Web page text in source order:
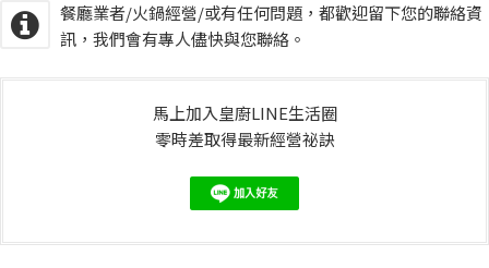
餐廳業者/火鍋經營/或有任何問題，都歡迎留下您的聯絡資
訊，我們會有專人儘快與您聯絡。
馬上加入皇廚LINE生活圈
零時差取得最新經營祕訣